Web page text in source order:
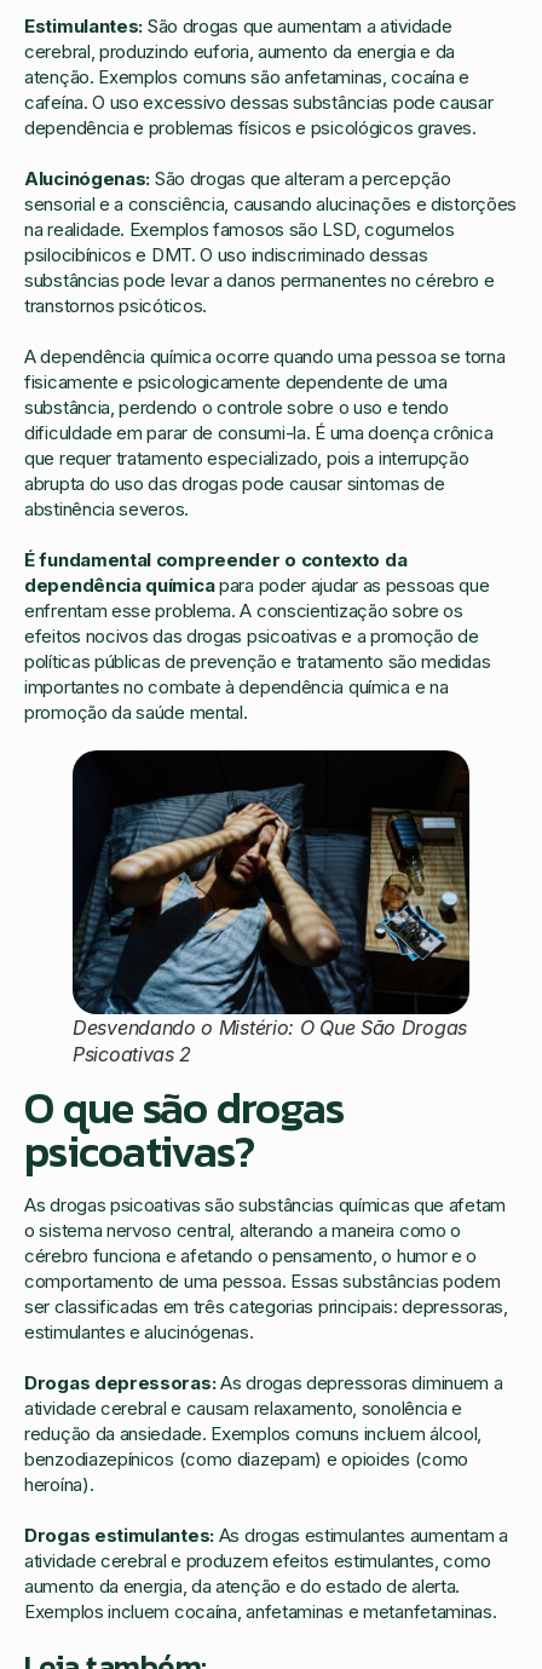
Estimulantes: São drogas que aumentam a atividade
cerebral, produzindo euforia, aumento da energia e da
atenção. Exemplos comuns são anfetaminas, cocaína e
cafeína. O uso excessivo dessas substâncias pode causar
dependência e problemas físicos e psicológicos graves.
Alucinógenas: São drogas que alteram a percepção
sensorial e a consciência, causando alucinações e distorções
na realidade. Exemplos famosos são LSD, cogumelos
psilocibínicos e DMT. O uso indiscriminado dessas
substâncias pode levar a danos permanentes no cérebro e
transtornos psicóticos.
A dependência química ocorre quando uma pessoa se torna
fisicamente e psicologicamente dependente de uma
substância, perdendo o controle sobre o uso e tendo
dificuldade em parar de consumi-la. É uma doença crônica
que requer tratamento especializado, pois a interrupção
abrupta do uso das drogas pode causar sintomas de
abstinência severos.
É fundamental compreender o contexto da
dependência químicapara poder ajudar as pessoas que
enfrentam esse problema. A conscientização sobre os
efeitos nocivos das drogas psicoativas e a promoção de
políticas públicas de prevenção e tratamento são medidas
importantes no combate à dependência química e na
promoção da saúde mental.
Desvendando o Mistério: O Que São Drogas
Psicoativas 2
O que são drogas
psicoativas?
As drogas psicoativas são substâncias químicas que afetam
o sistema nervoso central, alterando a maneira como o
cérebro funciona e afetando o pensamento, o humor e o
comportamento de uma pessoa. Essas substâncias podem
ser classificadas em três categorias principais: depressoras,
estimulantes e alucinógenas.
Drogas depressoras:As drogas depressoras diminuem a
atividade cerebral e causam relaxamento, sonolência e
redução da ansiedade. Exemplos comuns incluem álcool,
benzodiazepínicos (como diazepam) e opioides (como
heroína).
Drogas estimulantes: As drogas estimulantes aumentam a
atividade cerebral e produzem efeitos estimulantes, como
aumento da energia, da atenção e do estado de alerta.
Exemplos incluem cocaína, anfetaminas e metanfetaminas.